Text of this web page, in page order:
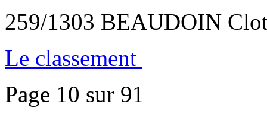
259/1303 BEAUDOIN
Le classement
Page 10 sur 91